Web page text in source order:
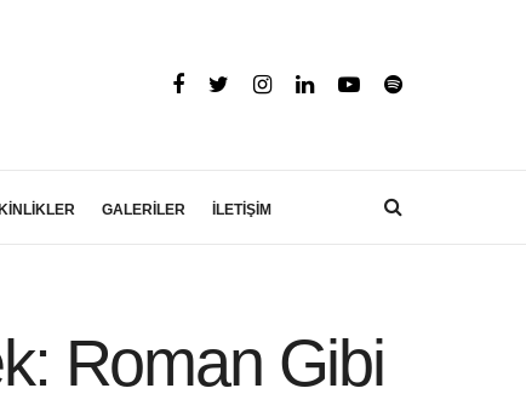
GALERİLER İLETİŞİM
Roman Gibi